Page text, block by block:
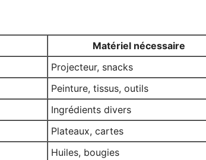
Matériel nécessaire
Projecteur, snacks
Peinture, tissus, outils
Ingrédients divers
Plateaux, cartes
Huiles, bougies